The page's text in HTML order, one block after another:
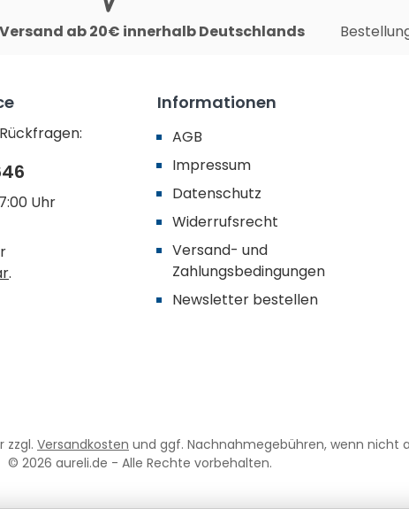
ab 20€ innerhalb Deutschlands
Uhr
.
Informationen
AGB
Impressum
Datenschutz
Widerrufsrecht
Versand- und
Zahlungsbedingungen
Newsletter bestellen
zzgl. Versandkosten und ggf. Nachnahmegebühren, wenn nicht
© 2026 aureli.de - Alle Rechte vorbehalten.